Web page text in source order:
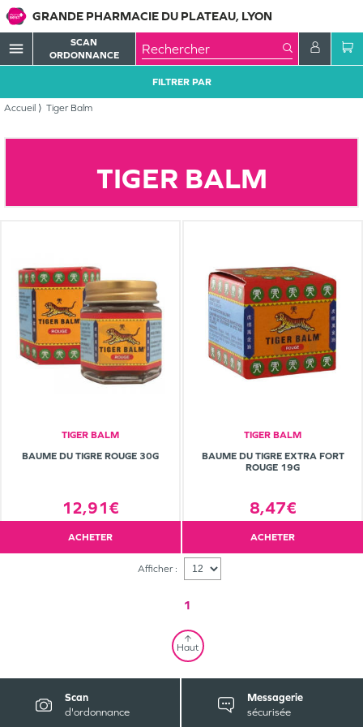
GRANDE PHARMACIE DU PLATEAU, LYON
menu
SCAN
ORDONNANCE
Accueil Tiger Balm
FILTRER PAR
TIGER BALM
TIGER BALM
BAUME DU TIGRE ROUGE 30G
12,91€
ACHETER
TIGER BALM
BAUME DU TIGRE EXTRA FORT
ROUGE 19G
8,47€
ACHETER
Afficher :
1
Haut
Scan
d'ordonnance
Messagerie
sécurisée